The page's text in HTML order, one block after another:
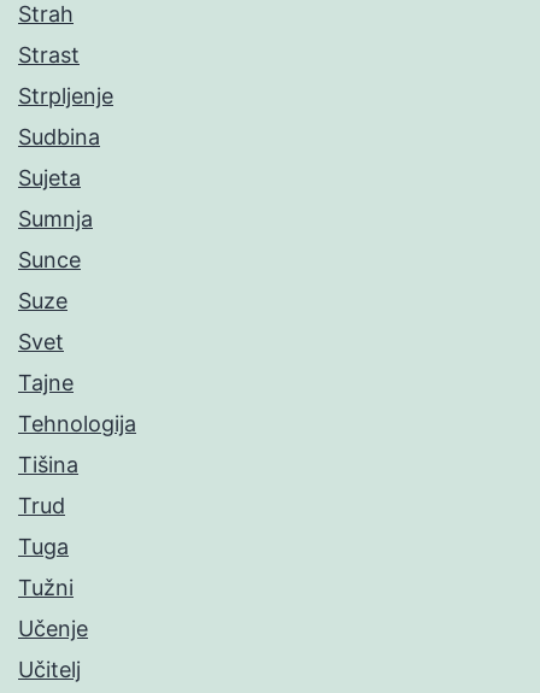
Strah
Strast
Strpljenje
Sudbina
Sujeta
Sumnja
Sunce
Suze
Svet
Tajne
Tehnologija
Tišina
Trud
Tuga
Tužni
Učenje
Učitelj